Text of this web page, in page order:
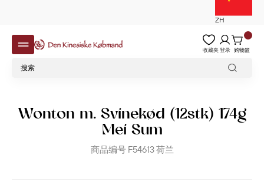
ZH
收藏夹登录 购物篮
Wonton m. Svinekød (12stk) 174g
Mei Sum
商品编号 F54613荷兰